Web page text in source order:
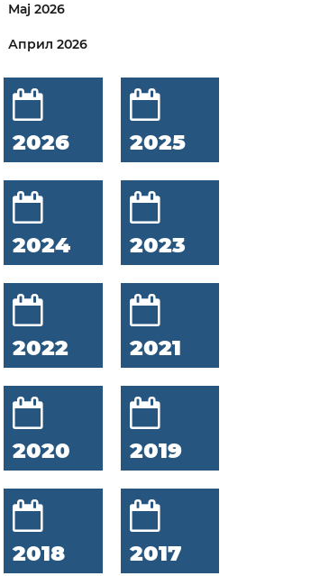
Мај 2026
Април 2026
2026 2025
2024 2023
2022 2021
2020 2019
2018 2017